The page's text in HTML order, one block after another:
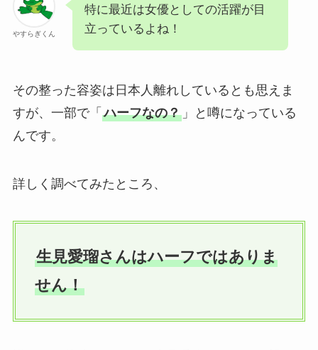
やすらぎくん
特に最近は女優としての活躍が目
立っているよね！
その整った容姿は日本人離れしているとも思えま
すが、一部で「 ハーフなの？」と噂になっている
んです。
詳しく調べてみたところ、
生見愛瑠さんはハーフではありま
せん！